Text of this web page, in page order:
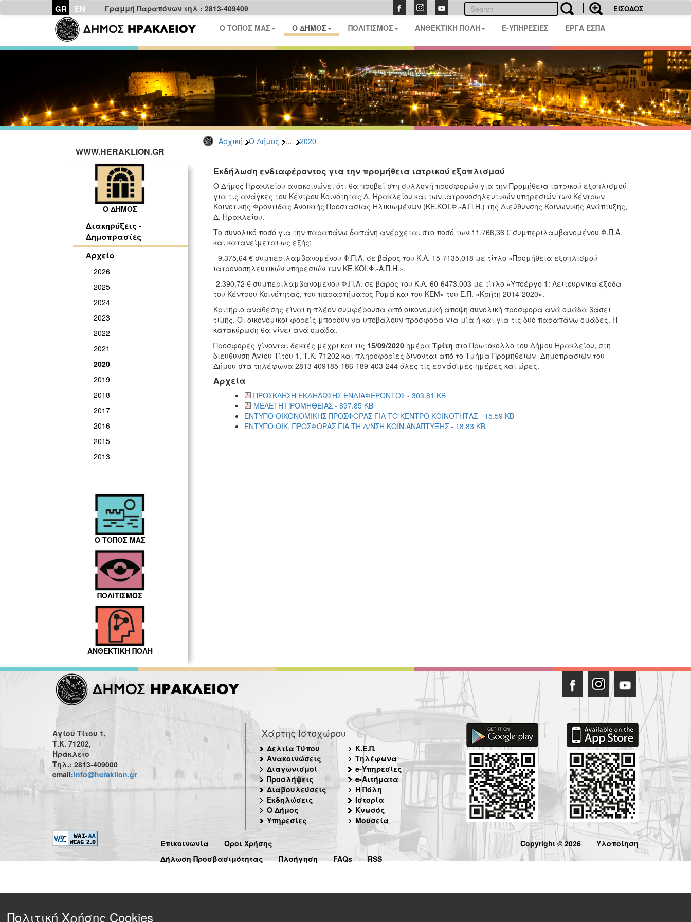
GR EN Γραμμή Παραπόνων τηλ : 2813-409409 ΕΙΣΟΔΟΣ
Ο ΤΟΠΟΣ ΜΑΣ Ο ΔΗΜΟΣ ΠΟΛΙΤΙΣΜΟΣ ΑΝΘΕΚΤΙΚΗ ΠΟΛΗ E-ΥΠΗΡΕΣΙΕΣ ΕΡΓΑ ΕΣΠΑ
Αρχική Ο Δήμος ... 2020
WWW.HERAKLION.GR
Ο ΔΗΜΟΣ
Διακηρύξεις -
Δημοπρασίες
Αρχείο
2026
2025
2024
2023
2022
2021
2020
2019
2018
2017
2016
2015
2013
Ο ΤΟΠΟΣ ΜΑΣ
ΠΟΛΙΤΙΣΜΟΣ
ΑΝΘΕΚΤΙΚΗ ΠΟΛΗ
Εκδήλωση ενδιαφέροντος για την προμήθεια ιατρικού εξοπλισμού
Ο Δήμος Ηρακλείου ανακοινώνει ότι θα προβεί στη συλλογή προσφορών για την Προμήθεια ιατρικού εξοπλισμού
για τις ανάγκες του Κέντρου Κοινότητας Δ. Ηρακλείου και των ιατρονοσηλευτικών υπηρεσιών των Κέντρων
Κοινοτικής Φροντίδας Ανοικτής Προστασίας Ηλικιωμένων (ΚΕ.ΚΟΙ.Φ.-Α.Π.Η.) της Διεύθυνσης Κοινωνικής Ανάπτυξης,
Δ. Ηρακλείου.
Το συνολικό ποσό για την παραπάνω δαπάνη ανέρχεται στο ποσό των 11.766,36 € συμπεριλαμβανομένου Φ.Π.Α.
και κατανείμεται ως εξής:
- 9.375,64 € συμπεριλαμβανομένου Φ.Π.Α. σε βάρος του Κ.Α. 15-7135.018 με τίτλο «Προμήθεια εξοπλισμού
ιατρονοσηλευτικών υπηρεσιών των ΚΕ.ΚΟΙ.Φ.-Α.Π.Η.».
-2.390,72 € συμπεριλαμβανομένου Φ.Π.Α. σε βάρος του Κ.Α. 60-6473.003 με τίτλο «Υποέργο 1: Λειτουργικά έξοδα
του Κέντρου Κοινότητας, του παραρτήματος Ρομά και του ΚΕΜ» του Ε.Π. «Κρήτη 2014-2020».
Κριτήριο ανάθεσης είναι η πλέον συμφέρουσα από οικονομική άποψη συνολική προσφορά ανά ομάδα βάσει
τιμής. Οι οικονομικοί φορείς μπορούν να υποβάλουν προσφορά για μία ή και για τις δύο παραπάνω ομάδες. Η
κατακύρωση θα γίνει ανά ομάδα.
Προσφορές γίνονται δεκτές μέχρι και τις 15/09/2020 ημέρα Τρίτη στο Πρωτόκολλο του Δήμου Ηρακλείου, στη
διεύθυνση Αγίου Τίτου 1, Τ.Κ. 71202 και πληροφορίες δίνονται από το Τμήμα Προμήθειών- Δημοπρασιών του
Δήμου στα τηλέφωνα 2813 409185-186-189-403-244 όλες τις εργάσιμες ημέρες και ώρες.
Αρχεία
ΠΡΟΣΚΛΗΣΗ ΕΚΔΗΛΩΣΗΣ ΕΝΔΙΑΦΕΡΟΝΤΟΣ - 303.81 KB
ΜΕΛΕΤΗ ΠΡΟΜΗΘΕΙΑΣ - 897.85 KB
ΕΝΤΥΠΟ ΟΙΚΟΝΟΜΙΚΗΣ ΠΡΟΣΦΟΡΑΣ ΓΙΑ ΤΟ ΚΕΝΤΡΟ ΚΟΙΝΟΤΗΤΑΣ - 15.59 KB
ΕΝΤΥΠΟ ΟΙΚ. ΠΡΟΣΦΟΡΑΣ ΓΙΑ ΤΗ Δ/ΝΣΗ ΚΟΙΝ.ΑΝΑΠΤΥΞΗΣ - 18.83 KB
Αγίου Τίτου 1,
Τ.Κ. 71202,
Ηράκλειο
Τηλ.: 2813-409000
email:info@heraklion.gr
Χάρτης Ιστοχώρου
Δελτία Τύπου
Ανακοινώσεις
Διαγωνισμοί
Προσλήψεις
Διαβουλεύσεις
Εκδηλώσεις
Ο Δήμος
Υπηρεσίες
Κ.Ε.Π.
Τηλέφωνα
e-Υπηρεσίες
e-Αιτήματα
Η Πόλη
Ιστορία
Κνωσός
Μουσεία
Επικοινωνία
Όροι Χρήσης
Δήλωση Προσβασιμότητας
Πλοήγηση FAQs RSS
Copyright © 2026 Υλοποίηση
Πολιτική Χρήσης Cookies